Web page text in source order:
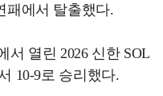
패에서 탈출했다.
서 열린 2026 신한 SOL
10-9로 승리했다.